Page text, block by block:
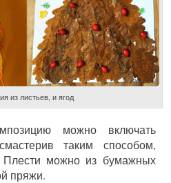
из листьев, и ягод
можно включать
таким способом,
Плести можно из бумажных
пряжи.